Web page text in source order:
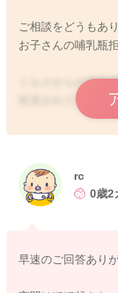
ご相談をどうもあ
お子さんの哺乳瓶
ミルクからの栄養
拒否されてしまう
母乳だけの授乳回
ってみるのもいい
起きている時には
夜間におっぱいを
rc
0歳2
早速のご回答あり